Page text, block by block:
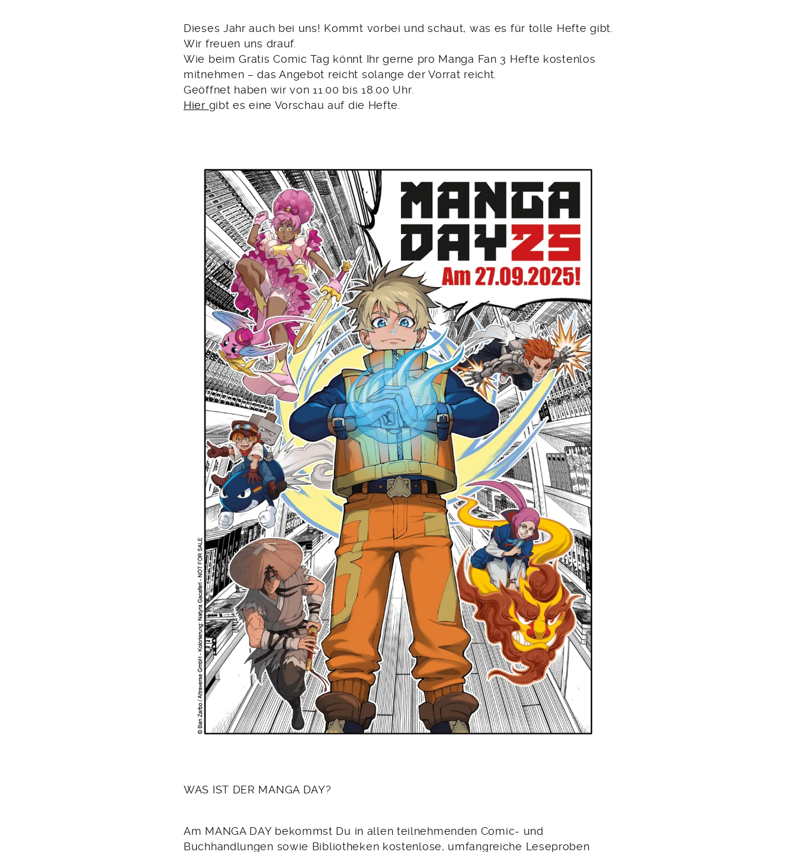
Dieses Jahr auch bei uns! Kommt vorbei und schaut, was es für tolle Hefte gibt.
Wir freuen uns drauf.
Wie beim Gratis Comic Tag könnt Ihr gerne pro Manga Fan 3 Hefte kostenlos
mitnehmen – das Angebot reicht solange der Vorrat reicht.
Geöffnet haben wir von 11.00 bis 18.00 Uhr.
Hier gibt es eine Vorschau auf die Hefte.
WAS IST DER MANGA DAY?
Am MANGA DAY bekommst Du in allen teilnehmenden Comic- und
Buchhandlungen sowie Bibliotheken kostenlose, umfangreiche Leseproben